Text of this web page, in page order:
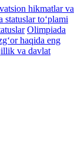
hikmatlar va
to‘plami
Olimpiada
haqida eng
va davlat